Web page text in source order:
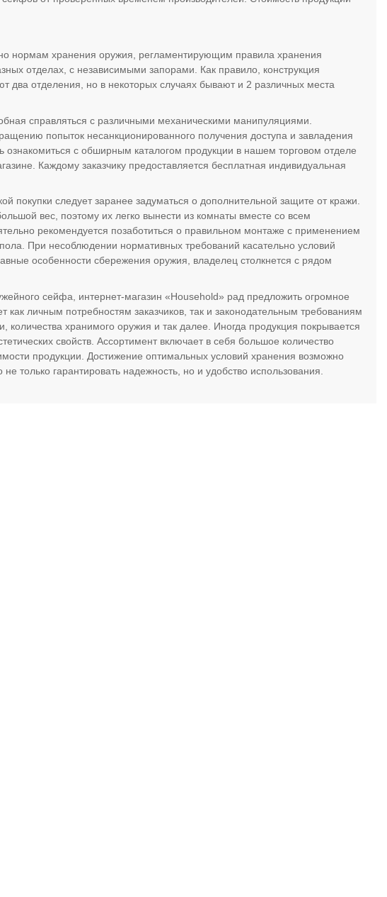
нормам хранения оружия, регламентирующим правила хранения
отделах, с независимыми запорами. Как правило, конструкция
два отделения, но в некоторых случаях бывают и 2 различных места
справляться с различными механическими манипуляциями.
попыток несанкционированного получения доступа и завладения
с обширным каталогом продукции в нашем торговом отделе
Каждому заказчику предоставляется бесплатная индивидуальная
следует заранее задуматься о дополнительной защите от кражи.
вес, поэтому их легко вынести из комнаты вместе со всем
рекомендуется позаботиться о правильном монтаже с применением
При несоблюдении нормативных требований касательно условий
особенности сбережения оружия, владелец столкнется с рядом
сейфа, интернет-магазин «Household» рад предложить огромное
личным потребностям заказчиков, так и законодательным требованиям
количества хранимого оружия и так далее. Иногда продукция покрывается
свойств. Ассортимент включает в себя большое количество
продукции. Достижение оптимальных условий хранения возможно
только гарантировать надежность, но и удобство использования.